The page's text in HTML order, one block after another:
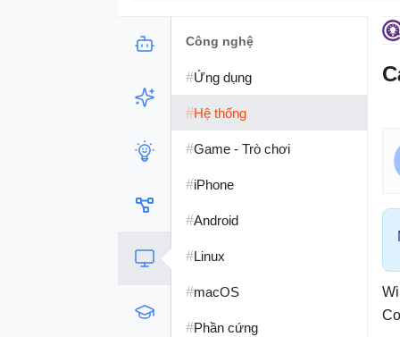
Công nghệ
#Ứng dụng
#Hệ thống
#Game - Trò chơi
#iPhone
#Android
#Linux
#macOS
#Phần cứng